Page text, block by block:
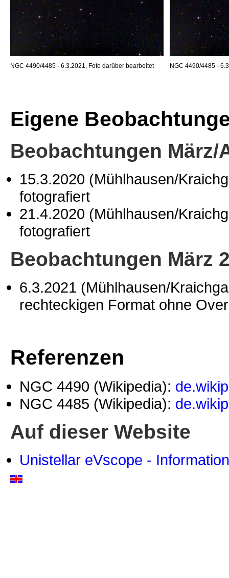
NGC 4490/4485 - 6.3.2021, Foto darüber bearbeitet NGC 4490/4485 -
Eigene
Beobachtungen März/
15.3.2020 (Mühlhausen/
fotografiert
21.4.2020 (Mühlhausen/
fotografiert
Beobachtungen März
6.3.2021 (Mühlhausen/
rechteckigen Format ohne
Referenzen
NGC 4490 (Wikipedia):
NGC 4485 (Wikipedia):
Auf dieser Website
Unistellar eVscope -